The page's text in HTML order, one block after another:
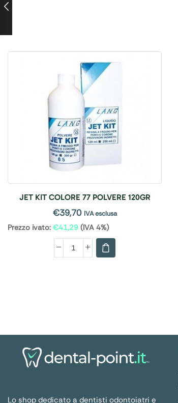
JET KIT COLORE 77 POLVERE 120GR
€39,70 IVA esclusa
Prezzo ivato: €41,29 (IVA 4%)
Lo shop dedicato a dentisti odontoiatri e